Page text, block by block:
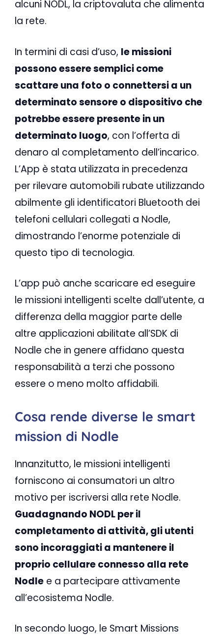
alcuni NODL, la criptovaluta che alimenta
la rete.
In termini di casi d’uso, le missioni
possono essere semplici come
scattare una foto o connettersi a un
determinato sensore o dispositivo che
potrebbe essere presente in un
determinato luogo, con l’offerta di
denaro al completamento dell’incarico.
L’App è stata utilizzata in precedenza
per rilevare automobili rubate utilizzando
abilmente gli identificatori Bluetooth dei
telefoni cellulari collegati a Nodle,
dimostrando l’enorme potenziale di
questo tipo di tecnologia.
L’app può anche scaricare ed eseguire
le missioni intelligenti scelte dall’utente, a
differenza della maggior parte delle
altre applicazioni abilitate all’SDK di
Nodle che in genere affidano questa
responsabilità a terzi che possono
essere o meno molto affidabili.
Cosa rende diverse le smart
mission di Nodle
Innanzitutto, le missioni intelligenti
forniscono ai consumatori un altro
motivo per iscriversi alla rete Nodle.
Guadagnando NODL per il
completamento di attività, gli utenti
sono incoraggiati a mantenere il
proprio cellulare connesso alla rete
Nodle e a partecipare attivamente
all’ecosistema Nodle.
In secondo luogo, le Smart Missions